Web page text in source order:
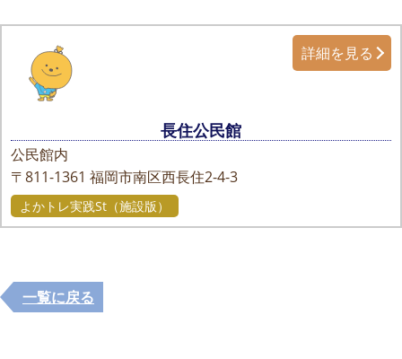
長住公民館
公民館内
〒811-1361 福岡市南区西長住2-4-3
詳細を見る
よかトレ実践St（施設版）
一覧に戻る